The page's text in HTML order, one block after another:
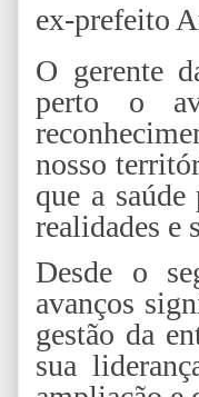
ex-prefeito
O gerente
perto o
nosso
que a
realidades e
Desde o
avanços
gestão da
sua